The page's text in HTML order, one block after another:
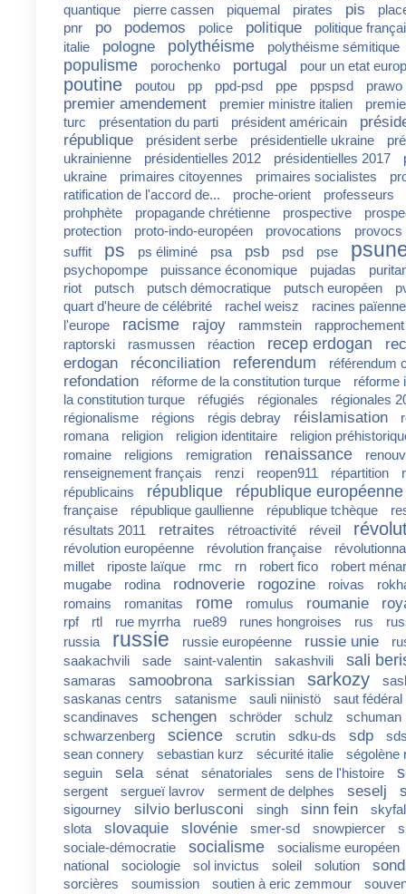
quantique
pierre cassen piquemal pirates pis
pnr
po podemos police politique
politique
italie
pologne polythéisme polythéisme sémitique
populisme porochenko portugal pour un etat
poutine poutou pp ppd-psd ppe ppspsd
premier amendement premier ministre italien
turc
présentation du parti président américain
république
président serbe présidentielle ukraine
ukrainienne
présidentielles 2012 présidentielles 2017
ukraine
primaires citoyennes primaires socialistes
ratification de l'accord de...
proche-orient
professeurs
prohphète
propagande chrétienne prospective
protection
proto-indo-européen provocations
provocs
suffit
ps ps éliminé psa psb psd pse
psychopompe puissance économique pujadas
riot
putsch putsch démocratique putsch européen
quart d'heure de célébrité
rachel weisz
racines
l'europe
racisme rajoy rammstein
raptorski
rasmussen réaction recep erdogan
erdogan
réconciliation referendum référendum
refondation réforme de la constitution turque
réforme
la constitution turque
réfugiés régionales
régionales
régionalisme
régions régis debray réislamisation
romana
religion religion identitaire
religion
romaine
religions remigration renaissance
renseignement français
renzi reopen911 répartition
républicains
république république européenne
française république gaullienne république tchèque
résultats 2011
retraites rétroactivité réveil
révolution européenne révolution française
millet
riposte laïque rmc rn robert fico
robert
mugabe
rodina rodnoverie rogozine roivas
romains
romanitas rome romulus roumanie
rpf rtl rue myrrha rue89 runes hongroises rus
russia
russie russie européenne russie unie
saakachvili
sade saint-valentin sakashvili sali
samaras samoobrona sarkissian sarkozy
saskanas centrs
satanisme sauli niinistö
saut fédéral
scandinaves
schengen schröder schulz
schuman
schwarzenberg
science scrutin sdku-ds sdp
sean connery
sebastian kurz sécurité italie
ségolène
seguin
sela sénat sénatoriales sens de l'histoire
sergent sergueï lavrov serment de delphes seselj
sigourney silvio berlusconi singh sinn fein
slota
slovaquie slovénie smer-sd snowpiercer
sociale-démocratie
socialisme
socialisme européen
national
sociologie sol invictus soleil solution
sorcières soumission soutien à eric zemmour